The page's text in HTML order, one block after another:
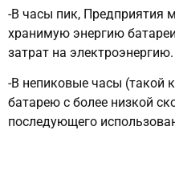
-В часы пик, Предприятия
хранимую энергию
затрат на электроэнергию.
-В непиковые часы (такой
батарею с более низкой
последующего